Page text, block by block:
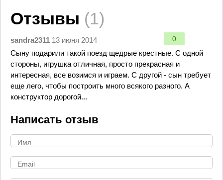
Отзывы (1)
sandra2311 13 июня 2014 0
Сыну подарили такой поезд щедрые крестные. С одной
стороны, игрушка отличная, просто прекрасная и
интересная, все возимся и играем. С другой - сын требует
еще лего, чтобы построить много всякого разного. А
конструктор дорогой...
Написать отзыв